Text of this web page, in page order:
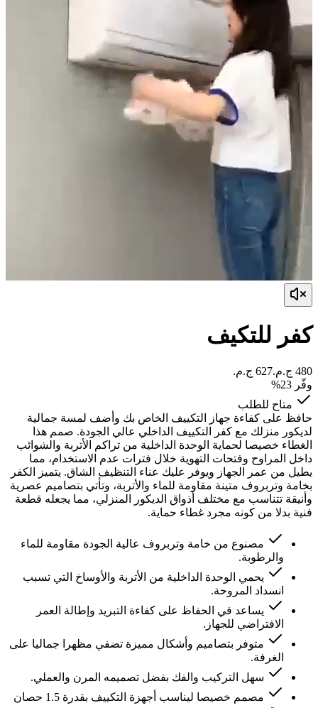
كفر للتكيف
وفّر 23
%
متاح للطلب
حافظ على كفاءة جهاز التكييف الخاص بك وأضف لمسة جمالية
لديكور منزلك مع كفر التكييف الداخلي عالي الجودة. صمم هذا
الغطاء خصيصا لحماية الوحدة الداخلية من تراكم الأتربة والشوائب
داخل المراوح وفتحات التهوية خلال فترات عدم الاستخدام، مما
يطيل من عمر الجهاز ويوفر عليك عناء التنظيف الشاق. يتميز الكفر
بخامة وتربروف متينة مقاومة للماء والأتربة، وتأتي بتصاميم عصرية
وأنيقة تتناسب مع مختلف أذواق الديكور المنزلي، مما يجعله قطعة
فنية بدلا من كونه مجرد غطاء حماية.
مصنوع من خامة وتربروف عالية الجودة مقاومة للماء
والرطوبة.
يحمي الوحدة الداخلية من الأتربة والأوساخ التي تسبب
انسداد المروحة.
يساعد في الحفاظ على كفاءة التبريد وإطالة العمر
الافتراضي للجهاز.
متوفر بتصاميم وأشكال مميزة تضفي مظهرا جماليا على
الغرفة.
سهل التركيب والفك بفضل تصميمه المرن والعملي.
مصمم خصيصا ليناسب أجهزة التكييف بقدرة 1.5 حصان